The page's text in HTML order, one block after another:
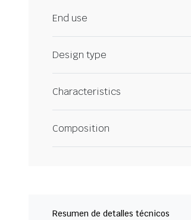
End use
Design type
Characteristics
Composition
Resumen de detalles técnicos